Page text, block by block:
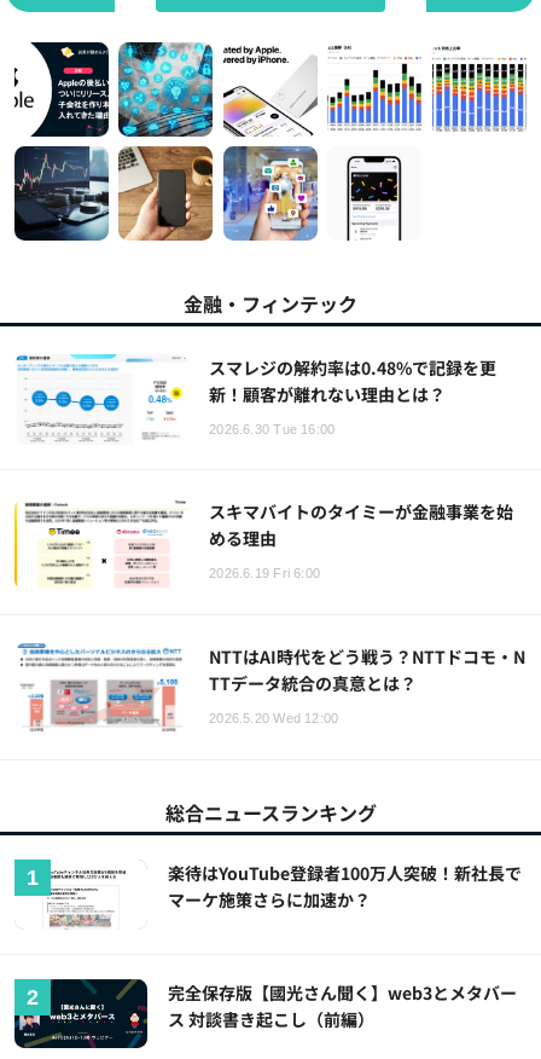
金融・フィンテック
スマレジの解約率は0.48%で記録を更
新！顧客が離れない理由とは？
2026.6.30 Tue 16:00
スキマバイトのタイミーが金融事業を始
める理由
2026.6.19 Fri 6:00
NTTはAI時代をどう戦う？NTTドコモ・N
TTデータ統合の真意とは？
2026.5.20 Wed 12:00
総合ニュースランキング
楽待はYouTube登録者100万人突破！新社長で
マーケ施策さらに加速か？
完全保存版【國光さん聞く】web3とメタバー
ス 対談書き起こし（前編）